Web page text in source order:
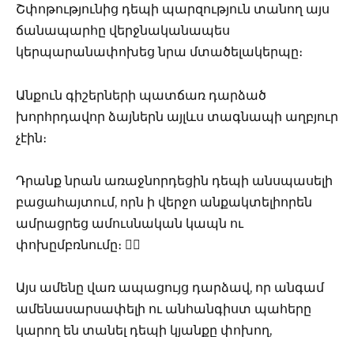
Շփոթությունից դեպի պարզություն տանող այս
ճանապարհը վերջնականապես
կերպարանափոխեց նրա մտածելակերպը։
Անքուն գիշերների պատճառ դարձած
խորհրդավոր ձայներն այլևս տագնապի աղբյուր
չէին։
Դրանք նրան առաջնորդեցին դեպի անսպասելի
բացահայտում, որն ի վերջո անքակտելիորեն
ամրացրեց ամուսնական կապն ու
փոխըմբռնումը։ ❤️‍🔥
Այս ամենը վառ ապացույց դարձավ, որ անգամ
ամենասարսափելի ու անհանգիստ պահերը
կարող են տանել դեպի կյանքը փոխող,